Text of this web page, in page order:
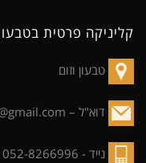
קליניקה פרטית
טבעון וזום
דוא"ל –
נייד - 052-8266996